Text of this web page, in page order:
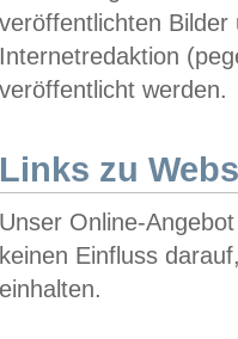
veröffentlichten
Internetredaktion
veröffentlicht werden.
Links zu
Unser Online-
keinen Einfluss
einhalten.